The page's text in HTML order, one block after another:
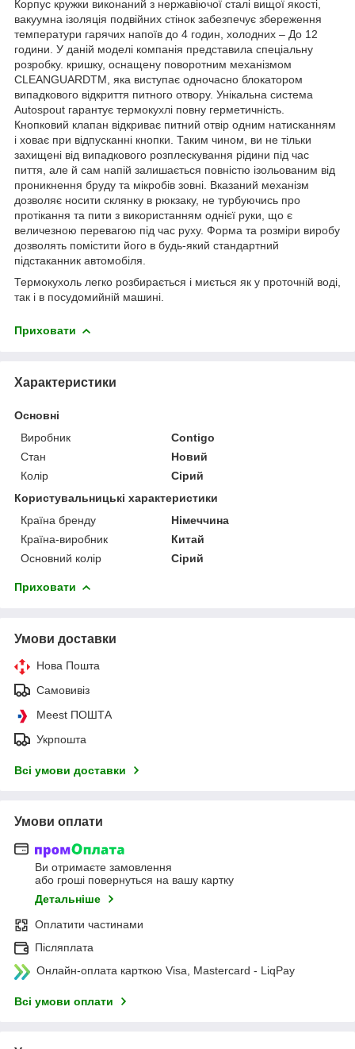
Корпус кружки виконаний з нержавіючої сталі вищої якості,
вакуумна ізоляція подвійних стінок забезпечує збереження
температури гарячих напоїв до 4 годин, холодних – До 12
години. У даній моделі компанія представила спеціальну
розробку. кришку, оснащену поворотним механізмом
CLEANGUARDTM, яка виступає одночасно блокатором
випадкового відкриття питного отвору. Унікальна система
Autospout гарантує термокухлі повну герметичність.
Кнопковий клапан відкриває питний отвір одним натисканням
і ховає при відпусканні кнопки. Таким чином, ви не тільки
захищені від випадкового розплескування рідини під час
пиття, але й сам напій залишається повністю ізольованим від
проникнення бруду та мікробів зовні. Вказаний механізм
дозволяє носити склянку в рюкзаку, не турбуючись про
протікання та пити з використанням однієї руки, що є
величезною перевагою під час руху. Форма та розміри виробу
дозволять помістити його в будь-який стандартний
підстаканник автомобіля.
Термокухоль легко розбирається і миється як у проточній воді,
так і в посудомийній машині.
Приховати
Характеристики
Основні
Виробник
Contigo
Стан
Новий
Колір
Сірий
Користувальницькі характеристики
Країна бренду
Німеччина
Країна-виробник
Китай
Основний колір
Сірий
Приховати
Умови доставки
Нова Пошта
Самовивіз
Meest ПОШТА
Укрпошта
Всі умови доставки
Умови оплати
Ви отримаєте замовлення
або гроші повернуться на вашу картку
Детальніше
Оплатити частинами
Післяплата
Онлайн-оплата карткою Visa, Mastercard - LiqPay
Всі умови оплати